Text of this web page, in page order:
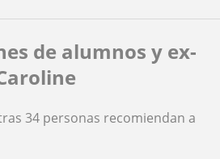
de alumnos y ex-
34 personas recomiendan a